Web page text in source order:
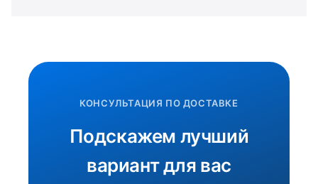
КОНСУЛЬТАЦИЯ ПО ДОСТАВКЕ
Подскажем лучший
вариант для вас